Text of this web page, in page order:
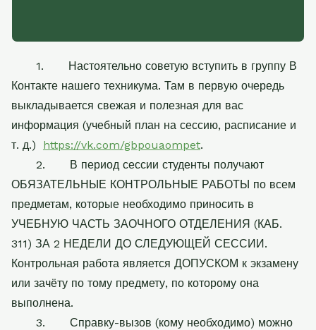
1. Настоятельно советую вступить в группу В
Контакте нашего техникума. Там в первую очередь
выкладывается свежая и полезная для вас
информация (учебный план на сессию, расписание и
т. д.) https://vk.com/gbpouaompet.
2. В период сессии студенты получают
ОБЯЗАТЕЛЬНЫЕ КОНТРОЛЬНЫЕ РАБОТЫ по всем
предметам, которые необходимо приносить в
УЧЕБНУЮ ЧАСТЬ ЗАОЧНОГО ОТДЕЛЕНИЯ (КАБ.
311) ЗА 2 НЕДЕЛИ ДО СЛЕДУЮЩЕЙ СЕССИИ.
Контрольная работа является ДОПУСКОМ к экзамену
или зачёту по тому предмету, по которому она
выполнена.
3. Справку-вызов (кому необходимо) можно